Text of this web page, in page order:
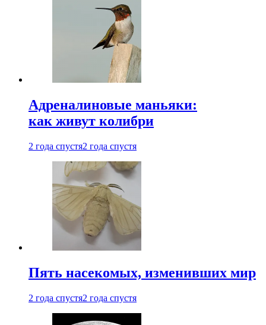
Адреналиновые маньяки:
как живут колибри
2 года спустя2 года спустя
Пять насекомых, изменивших мир
2 года спустя2 года спустя